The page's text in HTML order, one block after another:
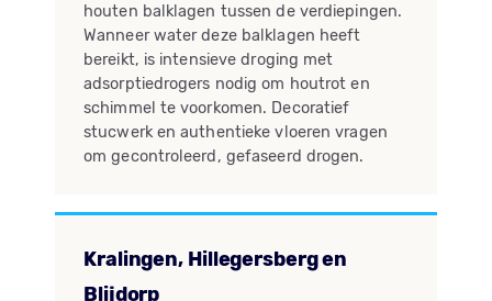
houten balklagen tussen de verdiepingen.
Wanneer water deze balklagen heeft
bereikt, is intensieve droging met
adsorptiedrogers nodig om houtrot en
schimmel te voorkomen. Decoratief
stucwerk en authentieke vloeren vragen
om gecontroleerd, gefaseerd drogen.
Kralingen, Hillegersberg en
Blijdorp